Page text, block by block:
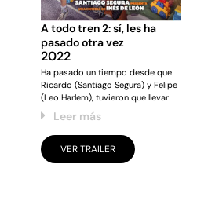
A todo tren 2: sí, les ha
pasado otra vez
2022
Ha pasado un tiempo desde que
Ricardo (Santiago Segura) y Felipe
(Leo Harlem), tuvieron que llevar
Leer más
VER TRAILER